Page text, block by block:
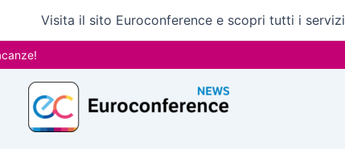
contenuto
Visita il sito Euroconference e scopri tutti i servizi